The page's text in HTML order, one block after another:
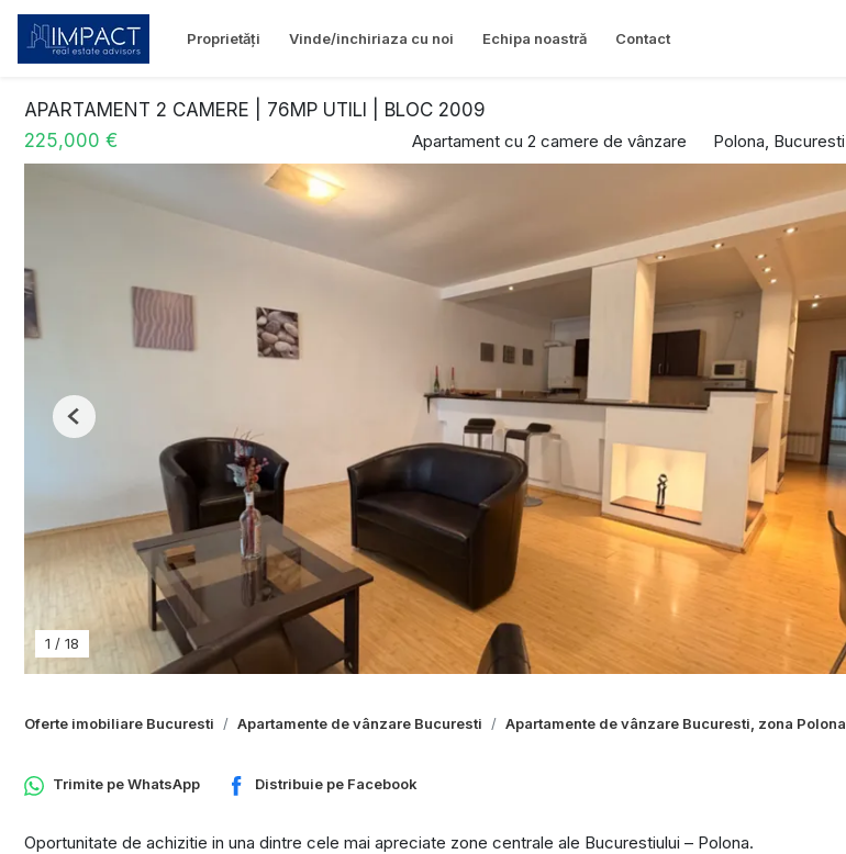
Proprietăți Vinde/inchiriaza cu noi Echipa noastră Contact
APARTAMENT 2 CAMERE | 76MP UTILI | BLOC 2009
225,000 €
Apartament cu 2 camere de vânzare Polona, Bucuresti
1 / 18
Previous
Oferte imobiliare Bucuresti Apartamente de vânzare Bucuresti Apartamente de vânzare Bucuresti, zona Polona
Trimite peWhatsApp Distribuie pe Facebook
Oportunitate de achizitie in una dintre cele mai apreciate zone centrale ale Bucurestiului – Polona.